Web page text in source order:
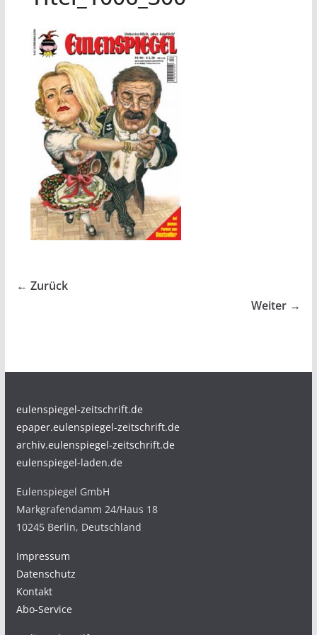
← Zurück
Weiter →
eulenspiegel-zeitschrift.de
epaper.eulenspiegel-zeitschrift.de
archiv.eulenspiegel-zeitschrift.de
eulenspiegel-laden.de
Eulenspiegel GmbH
Markgrafendamm 24/Haus 18
10245 Berlin, Deutschland
Impressum
Datenschutz
Kontakt
Abo-Service